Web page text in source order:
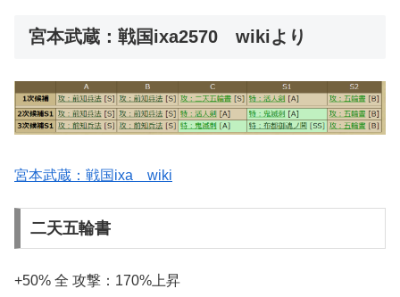
宮本武蔵：戦国ixa2570 wikiより
宮本武蔵：戦国ixa wiki
二天五輪書
+50% 全 攻撃：170%上昇